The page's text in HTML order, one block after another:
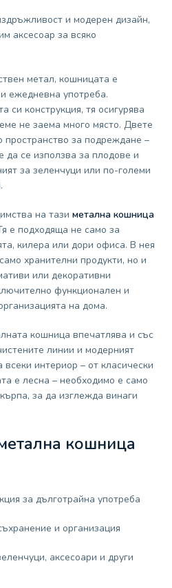
и модерен дизайн,
аксесоар за всяко
метал, кошницата е
ежедневна употреба.
си конструкция, тя осигурява
не заема много място. Двете
пространство за подреждане –
се използва за плодове и
за зеленчуци или по-големи
на тази метална кошница
е подходяща не само за
килера или дори офиса. В нея
хранителни продукти, но и
или декоративни
функционален и
на дома.
кошница впечатлява и със
линии и модерният
интериор – от класически
е лесна – необходимо е само
за да изглежда винаги
кошница
за дълготрайна употреба
и организация
аксесоари и други